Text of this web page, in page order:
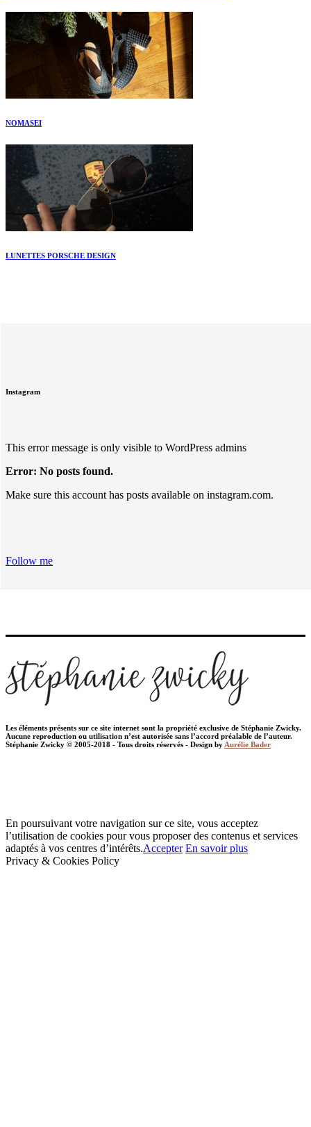
NOMASEI
LUNETTES PORSCHE DESIGN
Instagram
This error message is only visible to WordPress admins
Error: No posts found.
Make sure this account has posts available on instagram.com.
Follow me
Les éléments présents sur ce site internet sont la propriété exclusive de Stéphanie Zwicky.
Aucune reproduction ou utilisation n’est autorisée sans l’accord préalable de l’auteur.
Stéphanie Zwicky © 2005-2018 - Tous droits réservés - Design by Aurélie Bader
En poursuivant votre navigation sur ce site, vous acceptez
l’utilisation de cookies pour vous proposer des contenus et services
adaptés à vos centres d’intérêts.Accepter En savoir plus
Privacy & Cookies Policy